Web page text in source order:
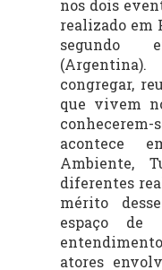
nos dois
realizado em
segundo
congregar,
que vivem
acontece
Ambiente,
diferentes
mérito
espaço de
atores